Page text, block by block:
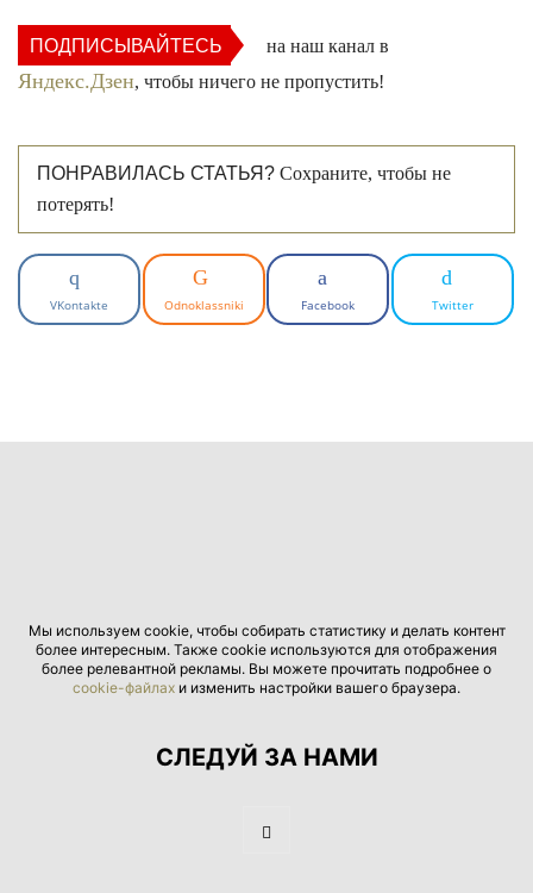
ПОДПИСЫВАЙТЕСЬ на наш канал в
Яндекс.Дзен, чтобы ничего не пропустить!
ПОНРАВИЛАСЬ СТАТЬЯ? Сохраните, чтобы не
потерять!
VKontakte Odnoklassniki Facebook Twitter
Мы используем cookie, чтобы собирать статистику и делать контент
более интересным. Также cookie используются для отображения
более релевантной рекламы. Вы можете прочитать подробнее о
cookie-файлах и изменить настройки вашего браузера.
СЛЕДУЙ ЗА НАМИ